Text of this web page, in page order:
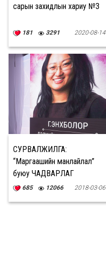
сарын захидлын хариу №3
181 3291 2020-08-14
СУРВАЛЖИЛГА:
“Маргаашийн манлайлал”
буюу ЧАДВАРЛАГ
ЭРХМҮҮДИЙН залууст
685 12066 2018-03-06